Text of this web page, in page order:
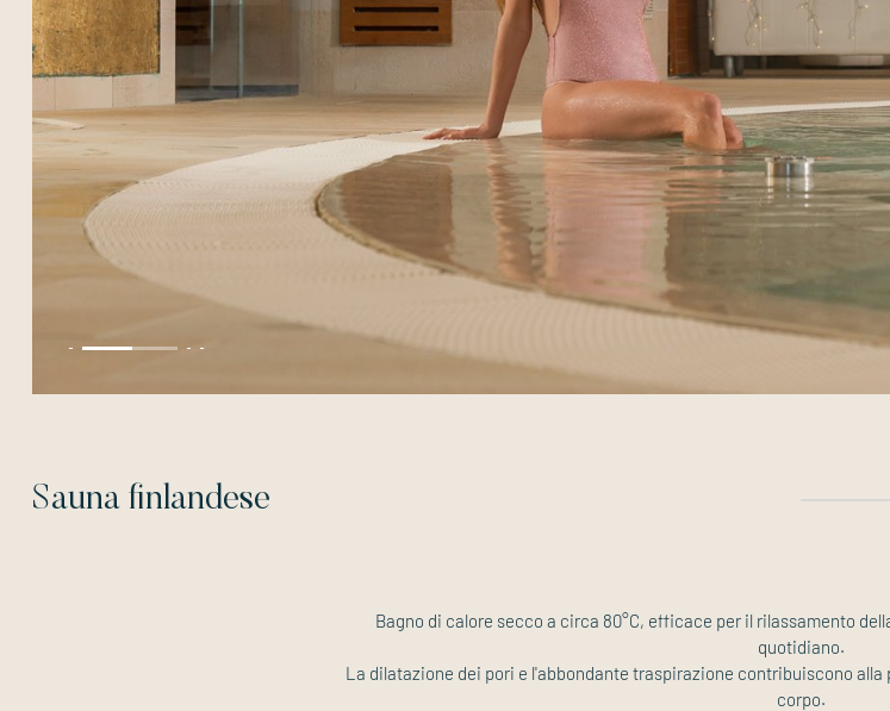
Sauna finlandese
Bagno di calore secco a circa 80°C, efficace per il rilassamento
quotidiano.
La dilatazione dei pori e l'abbondante traspirazione contribuiscono alla
corpo.